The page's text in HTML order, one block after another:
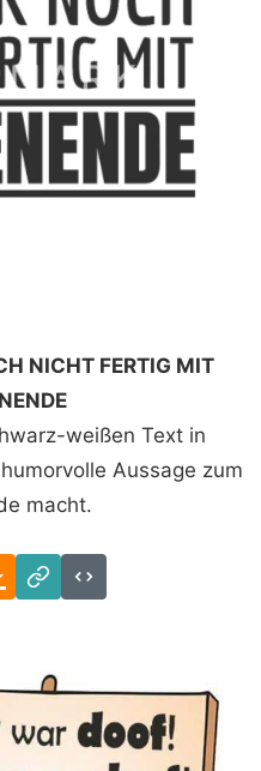
NICHT FERTIG MIT
weißen Text in
Aussage zum
macht.
Download
Link
Code